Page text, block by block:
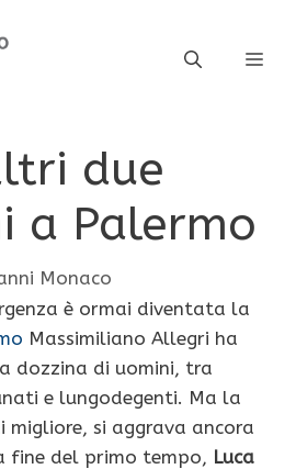
due
a Palermo
Monaco
è ormai diventata la
Massimiliano Allegri ha
dozzina di uomini, tra
e lungodegenti. Ma la
migliore, si aggrava ancora
fine del primo tempo, Luca